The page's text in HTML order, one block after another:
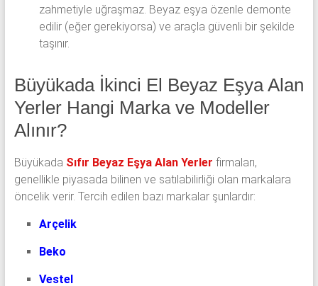
zahmetiyle uğraşmaz. Beyaz eşya özenle demonte
edilir (eğer gerekiyorsa) ve araçla güvenli bir şekilde
taşınır.
Büyükada İkinci El Beyaz Eşya Alan
Yerler Hangi Marka ve Modeller
Alınır?
Büyükada Sıfır Beyaz Eşya Alan Yerler firmaları,
genellikle piyasada bilinen ve satılabilirliği olan markalara
öncelik verir. Tercih edilen bazı markalar şunlardır:
Arçelik
Beko
Vestel